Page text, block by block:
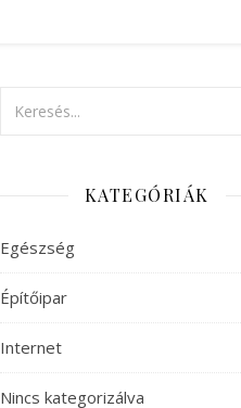
KATEGÓRIÁK
Egészség
Építőipar
Internet
Nincs kategorizálva